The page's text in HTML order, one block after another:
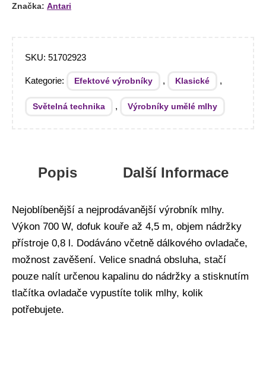
Značka: Antari
SKU: 51702923
Kategorie: Efektové výrobníky , Klasické ,
Světelná technika , Výrobníky umělé mlhy
Popis Další Informace
Nejoblíbenější a nejprodávanější výrobník mlhy.
Výkon 700 W, dofuk kouře až 4,5 m, objem nádržky
přístroje 0,8 l. Dodáváno včetně dálkového ovladače,
možnost zavěšení. Velice snadná obsluha, stačí
pouze nalít určenou kapalinu do nádržky a stisknutím
tlačítka ovladače vypustíte tolik mlhy, kolik
potřebujete.